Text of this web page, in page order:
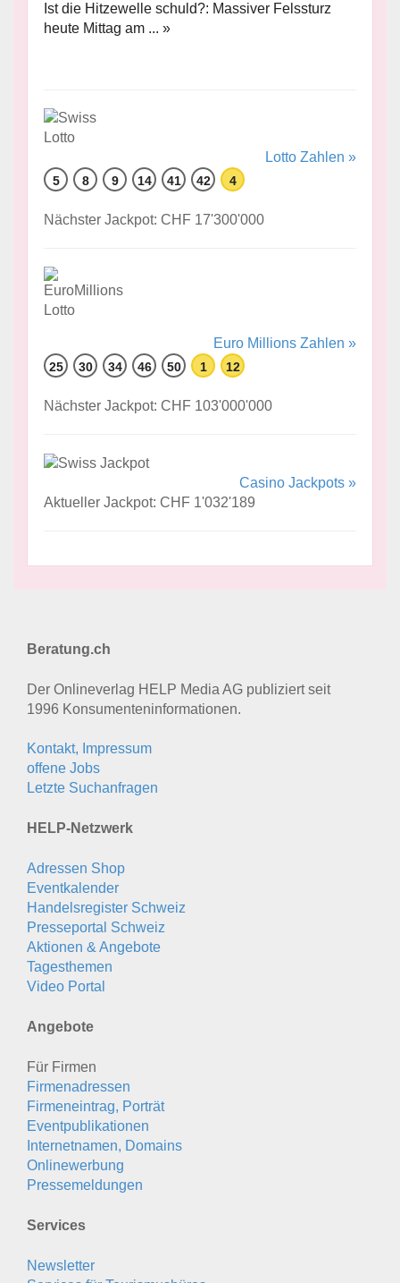
Ist die Hitzewelle schuld?: Massiver Felssturz
heute Mittag am ... »
Lotto Zahlen »
5 8 9 14 41 42 4
Nächster Jackpot: CHF 17'300'000
Euro Millions Zahlen »
25 30 34 46 50 1 12
Nächster Jackpot: CHF 103'000'000
Casino Jackpots »
Aktueller Jackpot: CHF 1'032'189
Beratung.ch
Der Onlineverlag HELP Media AG publiziert seit
1996 Konsumenten­informationen.
Kontakt, Impressum
offene Jobs
Letzte Suchanfragen
HELP-Netzwerk
Adressen Shop
Eventkalender
Handelsregister Schweiz
Presseportal Schweiz
Aktionen & Angebote
Tagesthemen
Video Portal
Angebote
Für Firmen
Firmenadressen
Firmeneintrag, Porträt
Eventpublikationen
Internetnamen, Domains
Onlinewerbung
Pressemeldungen
Services
Newsletter